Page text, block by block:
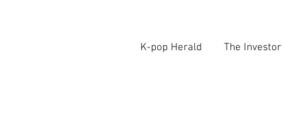
K-pop Herald The Investor